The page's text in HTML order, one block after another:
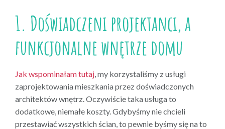
1. Doświadczeni projektanci, a
funkcjonalne wnętrze domu
Jak wspominałam tutaj, my korzystaliśmy z usługi
zaprojektowania mieszkania przez doświadczonych
architektów wnętrz. Oczywiście taka usługa to
dodatkowe, niemałe koszty. Gdybyśmy nie chcieli
przestawiać wszystkich ścian, to pewnie byśmy się na to